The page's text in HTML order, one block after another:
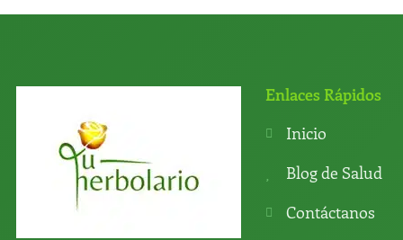
Enlaces Rápidos
Inicio
Blog de Salud
Contáctanos